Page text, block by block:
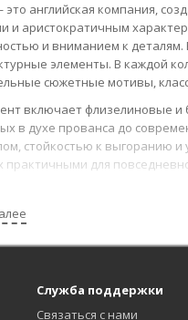
английская компания,
и аристократичным
и вниманием к
элементы. В каждой
сюжетные мотивы,
включает флизелиновые
в духе прованса до
стойкостью к выгоранию
практичными для
Вы можете сортировать
Наши менеджеры помогут с
деталей или оформлением
информация об обработке
звонка размещены на
Служба поддержки
Связаться с нами